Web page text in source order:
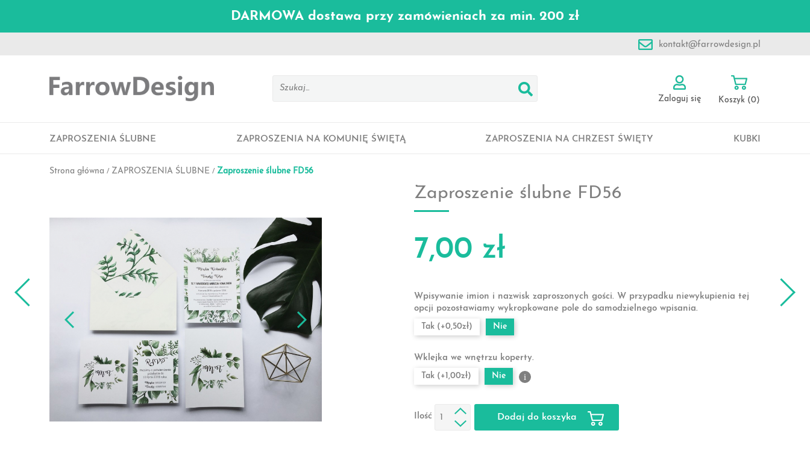
DARMOWA dostawa przy zamówieniach za min. 200 zł
kontakt@farrowdesign.pl
Zaloguj się Koszyk (0)
ZAPROSZENIA ŚLUBNE ZAPROSZENIA NA KOMUNIĘ ŚWIĘTĄ ZAPROSZENIA NA CHRZEST ŚWIĘTY KUBKI
Strona główna ZAPROSZENIA ŚLUBNE Zaproszenie ślubne FD56
Zaproszenie ślubne FD56
7,00 zł
Wpisywanie imion i nazwisk zaproszonych gości. W przypadku niewykupienia tej
opcji pozostawiamy wykropkowane pole do samodzielnego wpisania.
Tak (+0,50zł)
Nie
Wklejka we wnętrzu koperty.
Tak (+1,00zł)
Nie i
Ilość Dodaj do koszyka